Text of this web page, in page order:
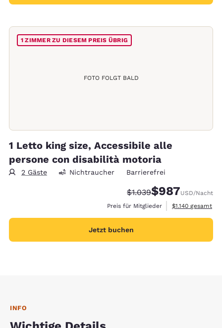
FOTO FOLGT BALD
1 ZIMMER ZU DIESEM PREIS ÜBRIG
1 Letto king size, Accessibile alle
persone con disabilità motoria
2 Gäste Nichtraucher Barrierefrei
Durchgestrichener
$1.039Vergünstigter
$987USD/Nacht
Preis für Mitglieder
Geschätzte
$1.140 gesamt
Jetzt buchen
INFO